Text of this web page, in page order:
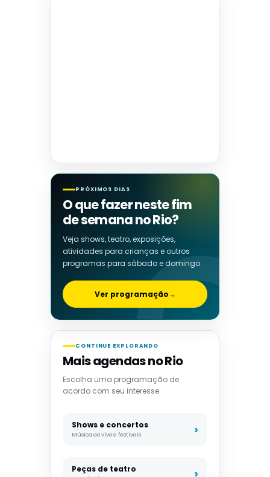
PRÓXIMOS DIAS
O que fazer neste fim
de semana no Rio?
Veja shows, teatro, exposições,
atividades para crianças e outros
programas para sábado e domingo.
Ver programação→
CONTINUE EXPLORANDO
Mais agendas no Rio
Escolha uma programação de
acordo com seu interesse.
Shows e concertos
Música ao vivo e festivais
Peças de teatro